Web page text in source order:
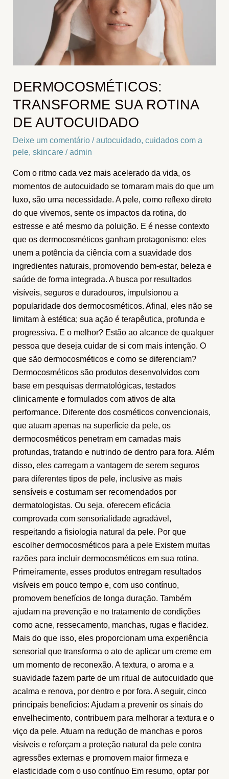
DERMOCOSMÉTICOS:
TRANSFORME SUA ROTINA
DE AUTOCUIDADO
Deixe um comentário /autocuidado,cuidados com a
pele,skincare /admin
Com o ritmo cada vez mais acelerado da vida, os
momentos de autocuidado se tornaram mais do que um
luxo, são uma necessidade. A pele, como reflexo direto
do que vivemos, sente os impactos da rotina, do
estresse e até mesmo da poluição. E é nesse contexto
que os dermocosméticos ganham protagonismo: eles
unem a potência da ciência com a suavidade dos
ingredientes naturais, promovendo bem-estar, beleza e
saúde de forma integrada. A busca por resultados
visíveis, seguros e duradouros, impulsionou a
popularidade dos dermocosméticos. Afinal, eles não se
limitam à estética; sua ação é terapêutica, profunda e
progressiva. E o melhor? Estão ao alcance de qualquer
pessoa que deseja cuidar de si com mais intenção. O
que são dermocosméticos e como se diferenciam?
Dermocosméticos são produtos desenvolvidos com
base em pesquisas dermatológicas, testados
clinicamente e formulados com ativos de alta
performance. Diferente dos cosméticos convencionais,
que atuam apenas na superfície da pele, os
dermocosméticos penetram em camadas mais
profundas, tratando e nutrindo de dentro para fora. Além
disso, eles carregam a vantagem de serem seguros
para diferentes tipos de pele, inclusive as mais
sensíveis e costumam ser recomendados por
dermatologistas. Ou seja, oferecem eficácia
comprovada com sensorialidade agradável,
respeitando a fisiologia natural da pele. Por que
escolher dermocosméticos para a pele Existem muitas
razões para incluir dermocosméticos em sua rotina.
Primeiramente, esses produtos entregam resultados
visíveis em pouco tempo e, com uso contínuo,
promovem benefícios de longa duração. Também
ajudam na prevenção e no tratamento de condições
como acne, ressecamento, manchas, rugas e flacidez.
Mais do que isso, eles proporcionam uma experiência
sensorial que transforma o ato de aplicar um creme em
um momento de reconexão. A textura, o aroma e a
suavidade fazem parte de um ritual de autocuidado que
acalma e renova, por dentro e por fora. A seguir, cinco
principais benefícios: Ajudam a prevenir os sinais do
envelhecimento, contribuem para melhorar a textura e o
viço da pele. Atuam na redução de manchas e poros
visíveis e reforçam a proteção natural da pele contra
agressões externas e promovem maior firmeza e
elasticidade com o uso contínuo Em resumo, optar por
autocuidado